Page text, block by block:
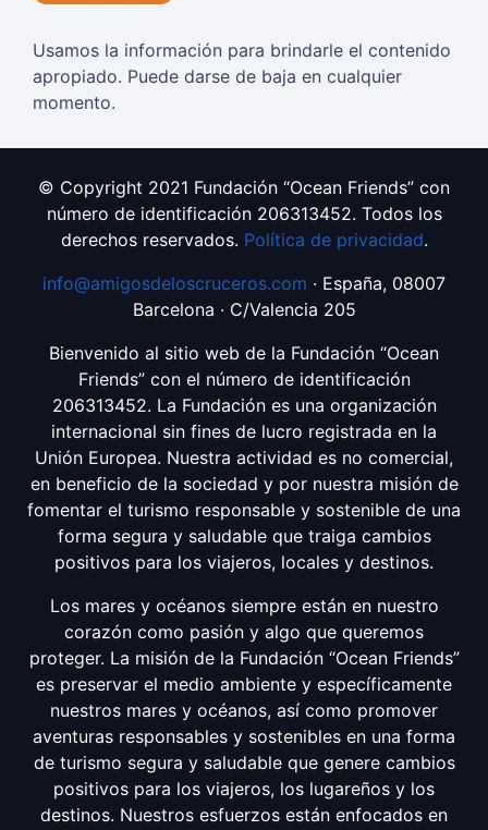
Usamos la información para brindarle el contenido
apropiado. Puede darse de baja en cualquier
momento.
© Copyright 2021 Fundación “Ocean Friends” con
número de identificación 206313452. Todos los
derechos reservados. Política de privacidad.
info@amigosdeloscruceros.com · España, 08007
Barcelona · C/Valencia 205
Bienvenido al sitio web de la Fundación “Ocean
Friends” con el número de identificación
206313452. La Fundación es una organización
internacional sin fines de lucro registrada en la
Unión Europea. Nuestra actividad es no comercial,
en beneficio de la sociedad y por nuestra misión de
fomentar el turismo responsable y sostenible de una
forma segura y saludable que traiga cambios
positivos para los viajeros, locales y destinos.
Los mares y océanos siempre están en nuestro
corazón como pasión y algo que queremos
proteger. La misión de la Fundación “Ocean Friends”
es preservar el medio ambiente y específicamente
nuestros mares y océanos, así como promover
aventuras responsables y sostenibles en una forma
de turismo segura y saludable que genere cambios
positivos para los viajeros, los lugareños y los
destinos. Nuestros esfuerzos están enfocados en